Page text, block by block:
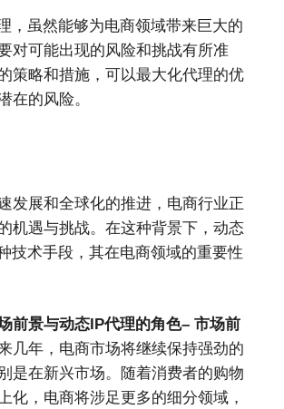
，虽然能够为电商领域带来巨大的
对可能出现的风险和挑战有所准
策略和措施，可以最大化代理的优
在的风险。
发展和全球化的推进，电商行业正
机遇与挑战。在这种背景下，动态
技术手段，其在电商领域的重要性
前景与动态IP代理的角色– 市场前
几年，电商市场将继续保持强劲的
是在新兴市场。随着消费者的购物
化，电商将涉足更多的细分领域，